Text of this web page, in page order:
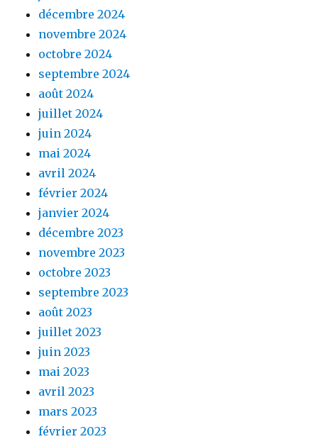
décembre 2024
novembre 2024
octobre 2024
septembre 2024
août 2024
juillet 2024
juin 2024
mai 2024
avril 2024
février 2024
janvier 2024
décembre 2023
novembre 2023
octobre 2023
septembre 2023
août 2023
juillet 2023
juin 2023
mai 2023
avril 2023
mars 2023
février 2023